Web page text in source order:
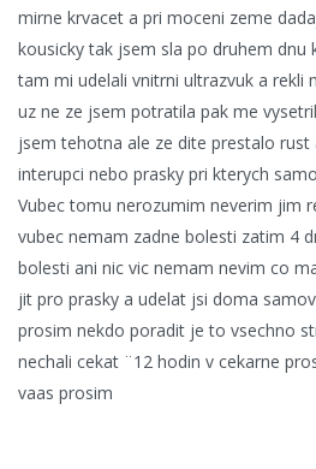
mirne krvacet a pri moceni zeme
kousicky tak jsem sla po druhem dnu
tam mi udelali vnitrni ultrazvuk a rekli
uz ne ze jsem potratila pak me
jsem tehotna ale ze dite prestalo
interupci nebo prasky pri kterych
Vubec tomu nerozumim neverim jim
vubec nemam zadne bolesti zatim 4
bolesti ani nic vic nemam nevim co
jit pro prasky a udelat jsi doma
prosim nekdo poradit je to vsechno
nechali cekat ¨12 hodin v cekarne
vaas prosim